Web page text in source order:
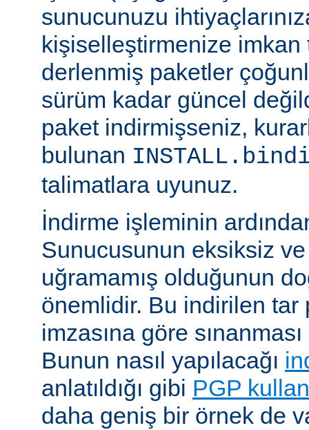
sunucunuzu
kişiselleştirmenize imkan
derlenmiş paketler
sürüm kadar güncel
paket indirmişseniz,
bulunan
talimatlara uyunuz.
İndirme işleminin
Sunucusunun eksiksiz
uğramamış olduğunun
önemlidir. Bu indirilen tar
imzasına göre
Bunun nasıl yapılacağı
anlatıldığı gibi PGP
daha geniş bir örnek de